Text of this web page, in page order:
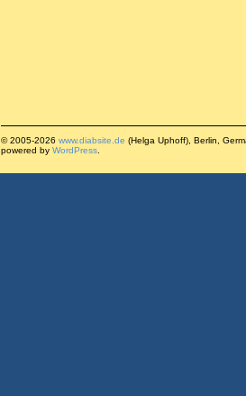
© 2005-2026 www.diabsite.de (Helga Uphoff), Berlin,
powered by WordPress.